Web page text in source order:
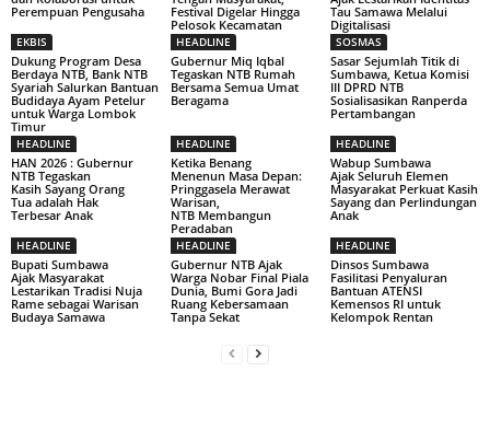
Perempuan Pengusaha
Festival Digelar Hingga
Pelosok Kecamatan
Tau Samawa Melalui
Digitalisasi
EKBIS
Dukung Program Desa
Berdaya NTB, Bank NTB
Syariah Salurkan Bantuan
Budidaya Ayam Petelur
untuk Warga Lombok
Timur
HEADLINE
Gubernur Miq Iqbal
Tegaskan NTB Rumah
Bersama Semua Umat
Beragama
SOSMAS
Sasar Sejumlah Titik di
Sumbawa, Ketua Komisi
III DPRD NTB
Sosialisasikan Ranperda
Pertambangan
HEADLINE
HAN 2026 : Gubernur
NTB Tegaskan
Kasih Sayang Orang
Tua adalah Hak
Terbesar Anak
HEADLINE
Ketika Benang
Menenun Masa Depan:
Pringgasela Merawat
Warisan,
NTB Membangun
Peradaban
HEADLINE
Wabup Sumbawa
Ajak Seluruh Elemen
Masyarakat Perkuat Kasih
Sayang dan Perlindungan
Anak
HEADLINE
Bupati Sumbawa
Ajak Masyarakat
Lestarikan Tradisi Nuja
Rame sebagai Warisan
Budaya Samawa
HEADLINE
Gubernur NTB Ajak
Warga Nobar Final Piala
Dunia, Bumi Gora Jadi
Ruang Kebersamaan
Tanpa Sekat
HEADLINE
Dinsos Sumbawa
Fasilitasi Penyaluran
Bantuan ATENSI
Kemensos RI untuk
Kelompok Rentan